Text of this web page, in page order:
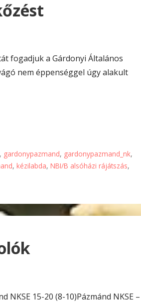
fogadjuk a Gárdonyi Általános
nem éppenséggel úgy alakult
, gardonypazmand, gardonypazmand_nk,
,kézilabda,NBI/B alsóházi rájátszás,
NKSE 15-20 (8-10)Pázmánd NKSE –